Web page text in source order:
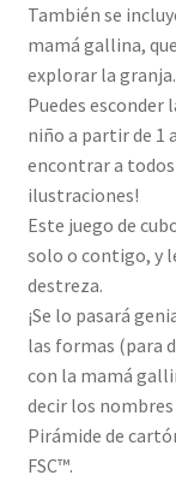
También se
mamá gallina,
explorar la granja.
Puedes esconder
niño a partir de 1
encontrar a
ilustraciones!
Este juego de
solo o contigo, y
destreza.
¡Se lo pasará
las formas (para
con la mamá
decir los
Pirámide de
FSC™.